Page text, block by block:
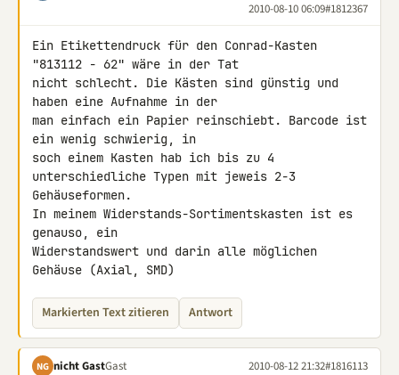
2010-08-10 06:09#1812367
Ein Etikettendruck für den Conrad-Kasten
"813112 - 62" wäre in der Tat
nicht schlecht. Die Kästen sind günstig und
haben eine Aufnahme in der
man einfach ein Papier reinschiebt. Barcode ist
ein wenig schwierig, in
soch einem Kasten hab ich bis zu 4
unterschiedliche Typen mit jeweis 2-3
Gehäuseformen.
In meinem Widerstands-Sortimentskasten ist es
genauso, ein
Widerstandswert und darin alle möglichen
Gehäuse (Axial, SMD)
Markierten Text zitieren Antwort
NG nicht GastGast 2010-08-12 21:32#1816113